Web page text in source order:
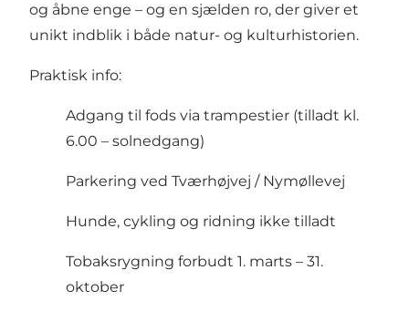
og åbne enge – og en sjælden ro, der giver et
unikt indblik i både natur- og kulturhistorien.
Praktisk info:
Adgang til fods via trampestier (tilladt kl.
6.00 – solnedgang)
Parkering ved Tværhøjvej / Nymøllevej
Hunde, cykling og ridning ikke tilladt
Tobaksrygning forbudt 1. marts – 31.
oktober